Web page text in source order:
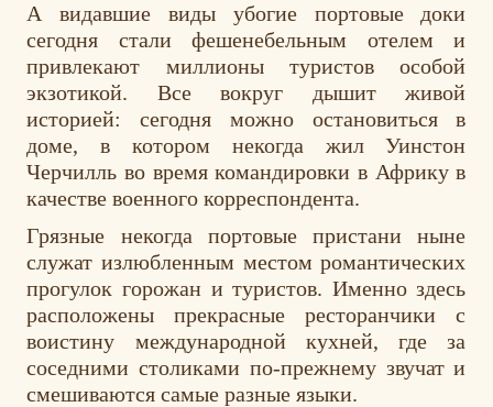
А видавшие виды убогие портовые доки
сегодня стали фешенебельным отелем и
привлекают миллионы туристов особой
экзотикой. Все вокруг дышит живой
историей: сегодня можно остановиться в
доме, в котором некогда жил Уинстон
Черчилль во время командировки в Африку в
качестве военного корреспондента.
Грязные некогда портовые пристани ныне
служат излюбленным местом романтических
прогулок горожан и туристов. Именно здесь
расположены прекрасные ресторанчики с
воистину международной кухней, где за
соседними столиками по-прежнему звучат и
смешиваются самые разные языки.